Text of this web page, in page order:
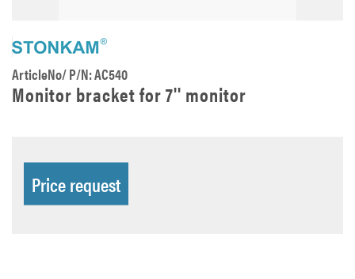
ArticleNo/ P/N: AC540
Monitor bracket for 7'' monitor
Price request